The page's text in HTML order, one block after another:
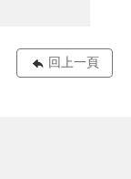
回上一頁